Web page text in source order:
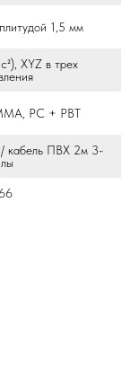
1,5 мм
XYZ в трех
PC + PBT
кабель ПВХ 2м 3-